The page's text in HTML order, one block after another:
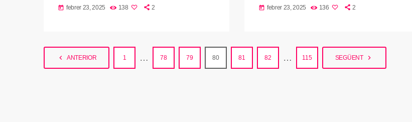
today febrer 23, 2025 138 2 today febrer 23, 2025 136 2
navigate_before ANTERIOR 1 … 78 79 80 81 82 … 115 SEGÜENT navigate_next